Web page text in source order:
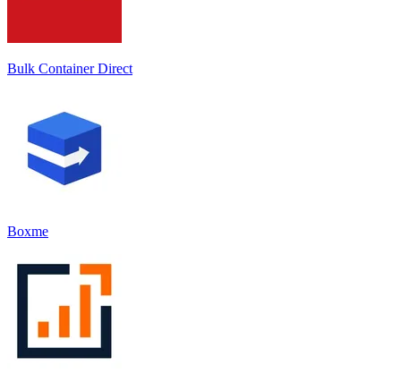
Bulk Container Direct
Boxme